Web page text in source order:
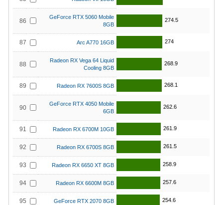
86
GeForce RTX 5060 Mobile
8GB
274.5
87 Arc A770 16GB 274
88
Radeon RX Vega 64 Liquid
Cooling 8GB
268.9
89 Radeon RX 7600S 8GB 268.1
90
GeForce RTX 4050 Mobile
6GB
262.6
91 Radeon RX 6700M 10GB 261.9
92 Radeon RX 6700S 8GB 261.5
93 Radeon RX 6650 XT 8GB 258.9
94 Radeon RX 6600M 8GB 257.6
95 GeForce RTX 2070 8GB 254.6